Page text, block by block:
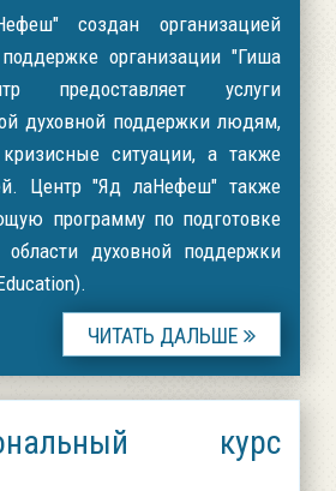
создан организацией
организации "Гиша
предоставляет услуги
духовной поддержки людям,
ситуации, а также
Центр "Яд лаНефеш" также
программу по подготовке
духовной поддержки
ЧИТАТЬ ДАЛЬШЕ
курс